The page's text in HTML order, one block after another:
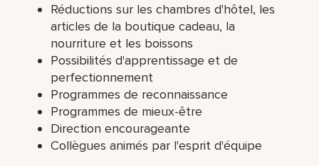
Réductions sur les chambres d'hôtel, les
articles de la boutique cadeau, la
nourriture et les boissons
Possibilités d'apprentissage et de
perfectionnement
Programmes de reconnaissance
Programmes de mieux-être
Direction encourageante
Collègues animés par l'esprit d'équipe